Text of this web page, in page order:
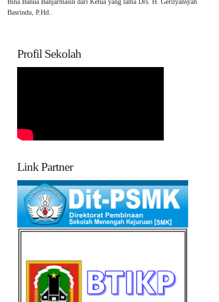
Bina Banua Banjarmasin dari Ketua yang lama Drs. H. Gerilyansyah
Basrindu, P.Hd..
Profil Sekolah
Link Partner